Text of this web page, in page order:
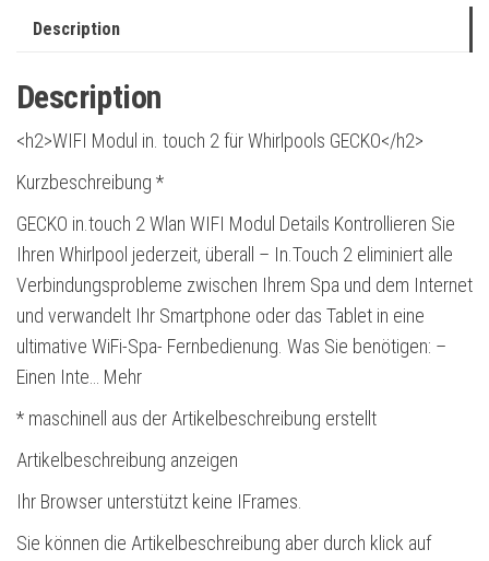
Description
Description
<h2>WIFI Modul in. touch 2 für Whirlpools GECKO</h2>
Kurzbeschreibung *
GECKO in.touch 2 Wlan WIFI Modul Details Kontrollieren Sie
Ihren Whirlpool jederzeit, überall – In.Touch 2 eliminiert alle
Verbindungsprobleme zwischen Ihrem Spa und dem Internet
und verwandelt Ihr Smartphone oder das Tablet in eine
ultimative WiFi-Spa- Fernbedienung. Was Sie benötigen: –
Einen Inte… Mehr
* maschinell aus der Artikelbeschreibung erstellt
Artikelbeschreibung anzeigen
Ihr Browser unterstützt keine IFrames.
Sie können die Artikelbeschreibung aber durch klick auf